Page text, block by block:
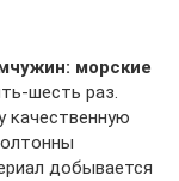
морские
шесть раз.
качественную
добывается